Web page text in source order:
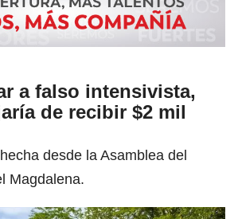
a falso intensivista,
de recibir $2 mil
desde la Asamblea del
Magdalena.